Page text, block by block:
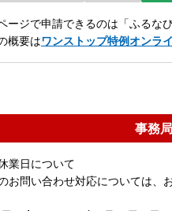
ージで申請できるのは「ふるな
概要はワンストップ特例オンラ
事務
業日について
お問い合わせ対応については、